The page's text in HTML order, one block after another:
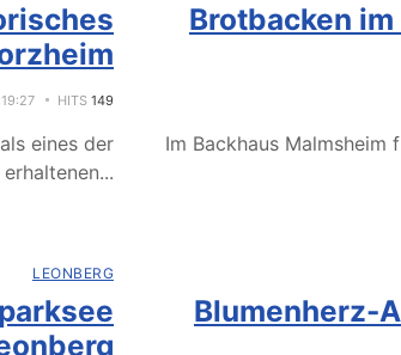
HITS 149
eines der
...
Brotbacken
Im Backhaus Malmsheim
LEONBERG
Blumenherz-